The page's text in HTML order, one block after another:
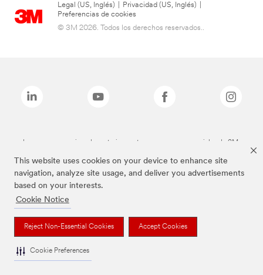
This website uses cookies on your device to enhance site
navigation, analyze site usage, and deliver you advertisements
based on your interests.
Cookie Notice
Reject Non-Essential Cookies Accept Cookies
Cookie Preferences
Legal (US, Inglés) Privacidad (US, Inglés)
Preferencias de cookies
© 3M 2026. Todos los derechos reservados..
Las marcas mencionadas anteriormente son marcas comerciales de 3M.